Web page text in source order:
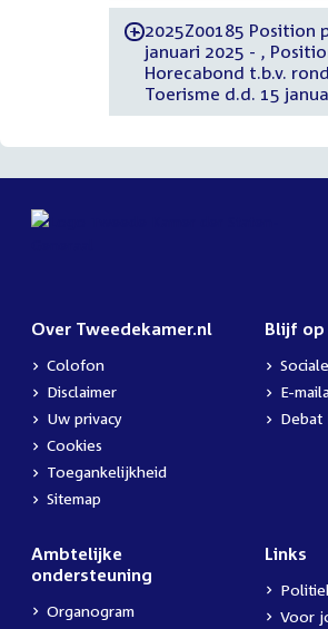
-2025Z00185 Position
januari 2025 - , Position paper De
Horecabond t.b.v.
Toerisme d.d. 15
Over Tweedekamer.nl
Colofon
Disclaimer
Uw privacy
Cookies
Toegankelijkheid
Sitemap
Blijf op
E-
Debat
Ambtelijke
ondersteuning
Organogram
Links
Voor